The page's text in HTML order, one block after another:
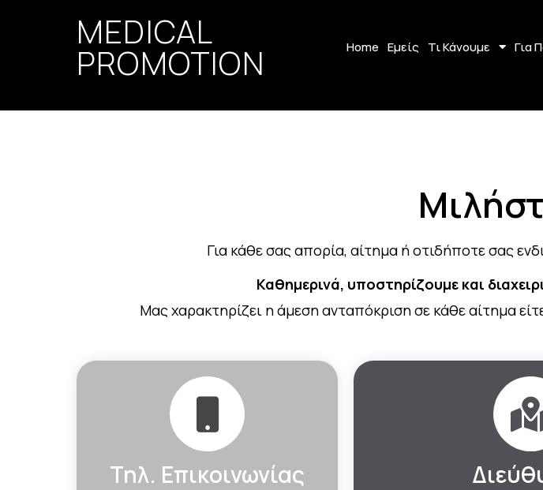
MEDICAL
PROMOTION Home Εμείς Τι Κάνουμε Για
Για κάθε σας απορία, αίτημα ή οτιδήποτε σας
Καθημερινά, υποστηρίζουμε και
Μας χαρακτηρίζει η άμεση ανταπόκριση σε κάθε αίτημα
Τηλ. Επικοινωνίας